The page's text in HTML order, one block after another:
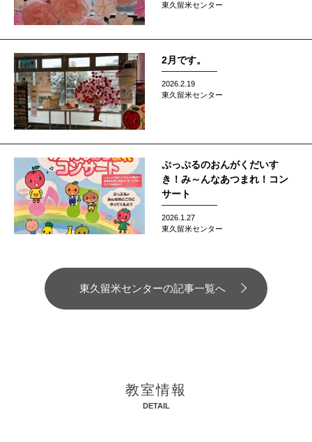
東久留米センター
2月です。
2026.2.19
東久留米センター
ぷっぷるのおんがくだいす
き！み～んなあつまれ！コン
サート
2026.1.27
東久留米センター
東久留米センターの記事一覧へ
教室情報
DETAIL